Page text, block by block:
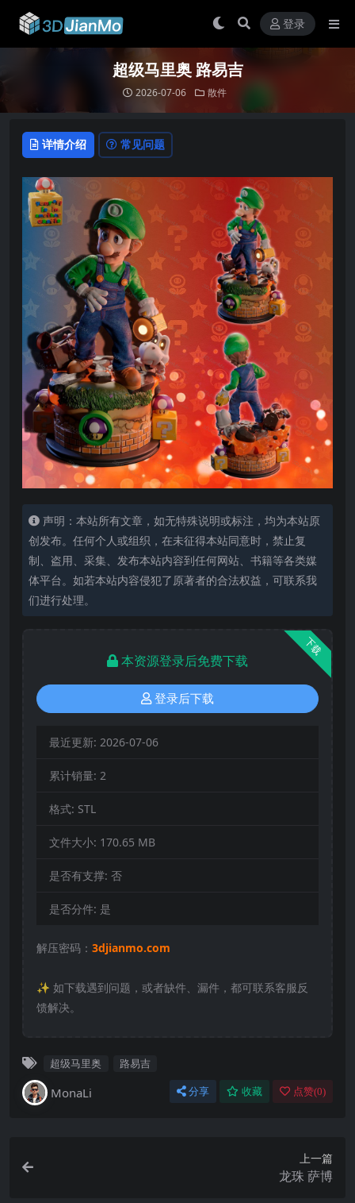
登录
超级马里奥 路易吉
2026-07-06 散件
详情介绍 常见问题
声明：本站所有文章，如无特殊说明或标注，均为本站原
创发布。任何个人或组织，在未征得本站同意时，禁止复
制、盗用、采集、发布本站内容到任何网站、书籍等各类媒
体平台。如若本站内容侵犯了原著者的合法权益，可联系我
们进行处理。
下载
本资源登录后免费下载
登录后下载
最近更新: 2026-07-06
累计销量: 2
格式: STL
文件大小: 170.65 MB
是否有支撑: 否
是否分件: 是
解压密码： 3djianmo.com
✨️ 如下载遇到问题，或者缺件、漏件，都可联系客服反
馈解决。
超级马里奥 路易吉
MonaLi 分享 收藏 点赞(0)
上一篇
龙珠 萨博